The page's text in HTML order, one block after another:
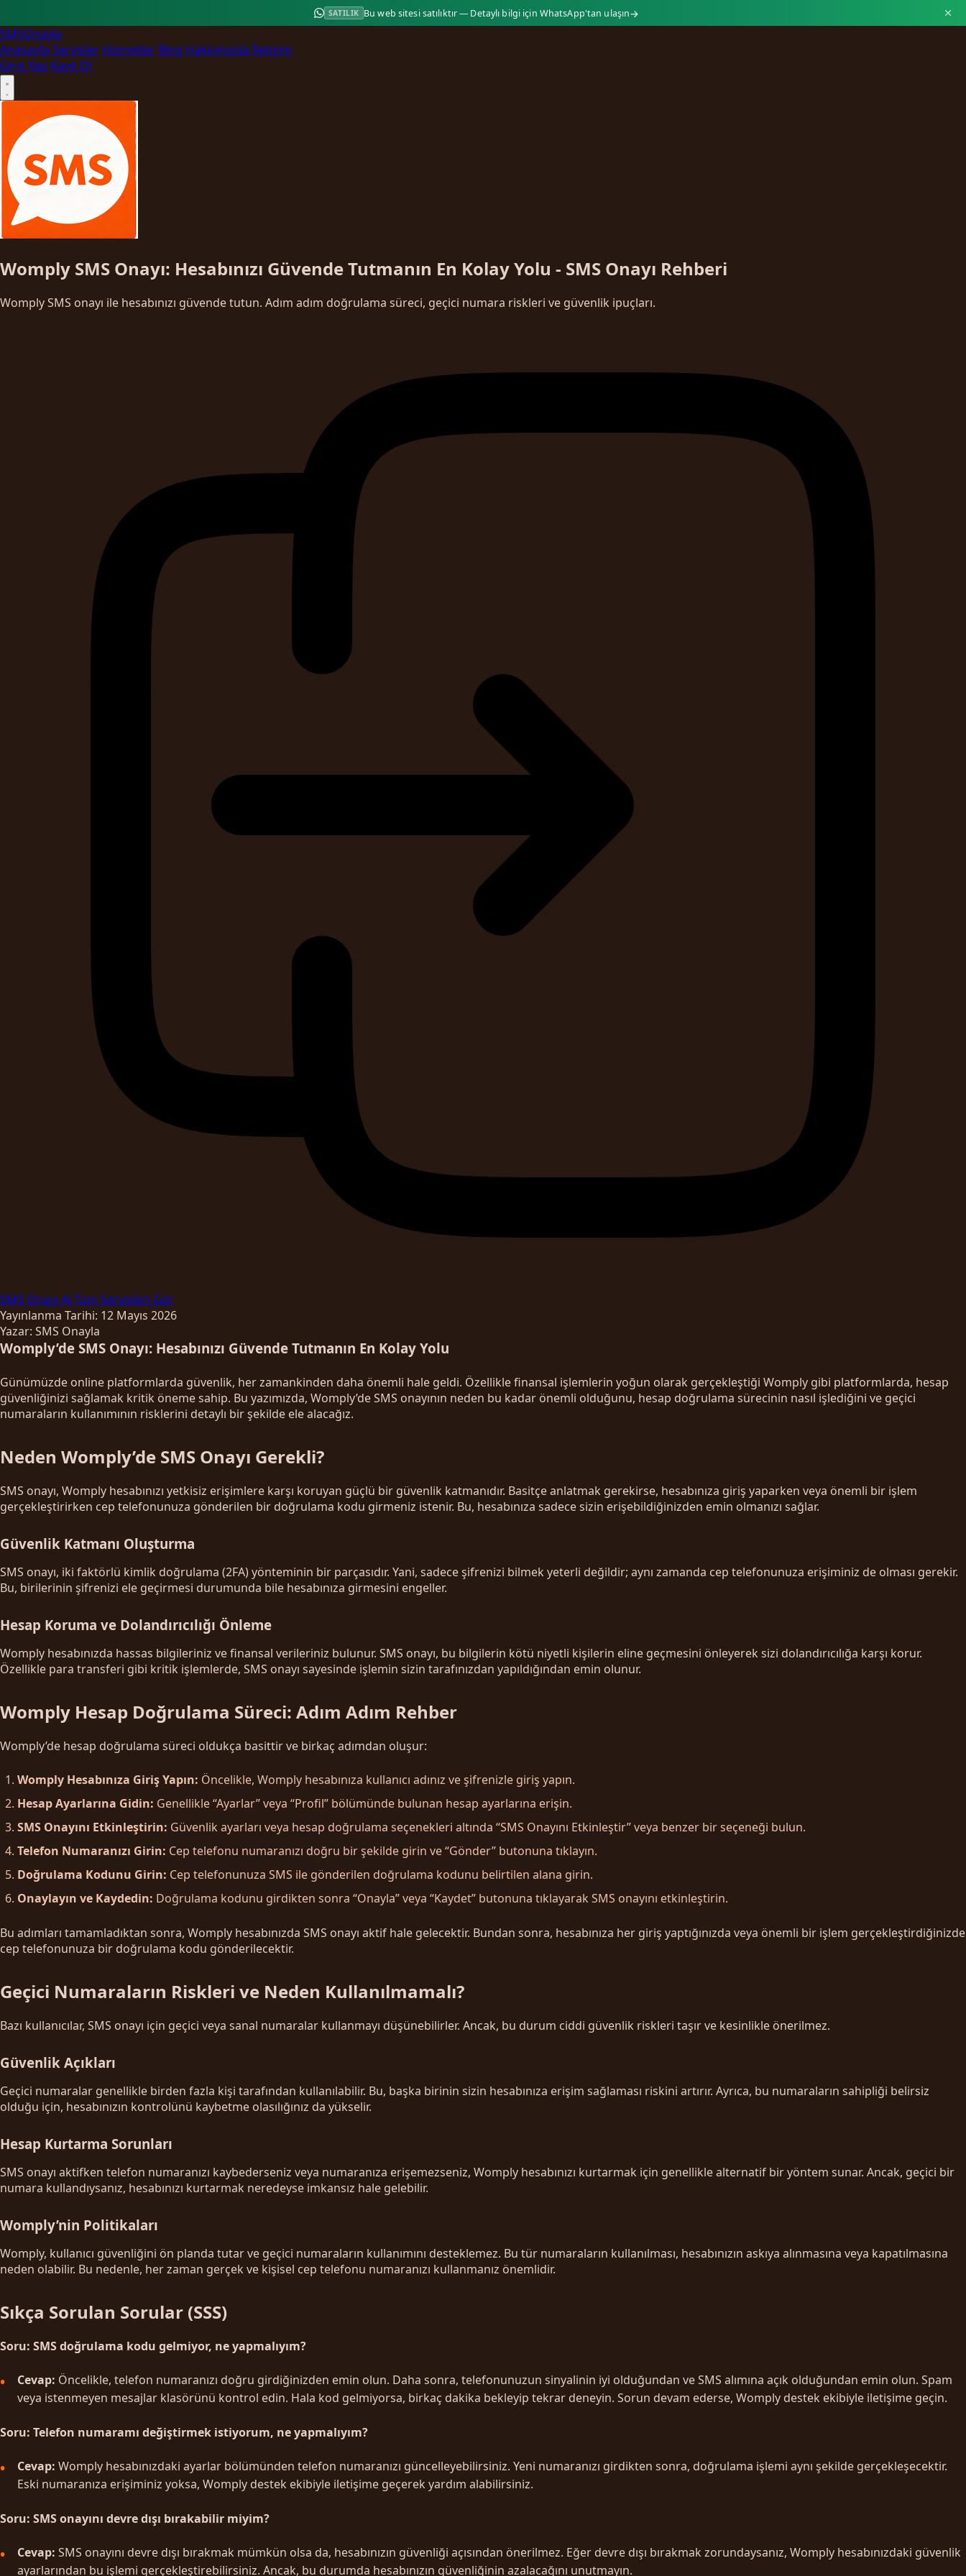
SATILIK Bu web sitesi satılıktır — Detaylı bilgi için WhatsApp'tan ulaşın→
SMSOnayla
Anasayfa Servisler Hizmetler Blog Hakkımızda İletişim
Giriş Yap Kayıt Ol
Womply SMS Onayı: Hesabınızı Güvende Tutmanın En Kolay Yolu - SMS Onayı Rehberi
Womply SMS onayı ile hesabınızı güvende tutun. Adım adım doğrulama süreci, geçici numara riskleri ve güvenlik ipuçları.
SMS Onayı Al Tüm Servisleri Gör
Yayınlanma Tarihi: 12 Mayıs 2026
Yazar: SMS Onayla
Womply’de SMS Onayı: Hesabınızı Güvende Tutmanın En Kolay Yolu
Günümüzde online platformlarda güvenlik, her zamankinden daha önemli hale geldi. Özellikle finansal işlemlerin yoğun olarak gerçekleştiği Womply gibi platformlarda, hesap
güvenliğinizi sağlamak kritik öneme sahip. Bu yazımızda, Womply’de SMS onayının neden bu kadar önemli olduğunu, hesap doğrulama sürecinin nasıl işlediğini ve geçici
numaraların kullanımının risklerini detaylı bir şekilde ele alacağız.
Neden Womply’de SMS Onayı Gerekli?
SMS onayı, Womply hesabınızı yetkisiz erişimlere karşı koruyan güçlü bir güvenlik katmanıdır. Basitçe anlatmak gerekirse, hesabınıza giriş yaparken veya önemli bir işlem
gerçekleştirirken cep telefonunuza gönderilen bir doğrulama kodu girmeniz istenir. Bu, hesabınıza sadece sizin erişebildiğinizden emin olmanızı sağlar.
Güvenlik Katmanı Oluşturma
SMS onayı, iki faktörlü kimlik doğrulama (2FA) yönteminin bir parçasıdır. Yani, sadece şifrenizi bilmek yeterli değildir; aynı zamanda cep telefonunuza erişiminiz de olması gerekir.
Bu, birilerinin şifrenizi ele geçirmesi durumunda bile hesabınıza girmesini engeller.
Hesap Koruma ve Dolandırıcılığı Önleme
Womply hesabınızda hassas bilgileriniz ve finansal verileriniz bulunur. SMS onayı, bu bilgilerin kötü niyetli kişilerin eline geçmesini önleyerek sizi dolandırıcılığa karşı korur.
Özellikle para transferi gibi kritik işlemlerde, SMS onayı sayesinde işlemin sizin tarafınızdan yapıldığından emin olunur.
Womply Hesap Doğrulama Süreci: Adım Adım Rehber
Womply’de hesap doğrulama süreci oldukça basittir ve birkaç adımdan oluşur:
Womply Hesabınıza Giriş Yapın: Öncelikle, Womply hesabınıza kullanıcı adınız ve şifrenizle giriş yapın.
Hesap Ayarlarına Gidin: Genellikle “Ayarlar” veya “Profil” bölümünde bulunan hesap ayarlarına erişin.
SMS Onayını Etkinleştirin: Güvenlik ayarları veya hesap doğrulama seçenekleri altında “SMS Onayını Etkinleştir” veya benzer bir seçeneği bulun.
Telefon Numaranızı Girin: Cep telefonu numaranızı doğru bir şekilde girin ve “Gönder” butonuna tıklayın.
Doğrulama Kodunu Girin: Cep telefonunuza SMS ile gönderilen doğrulama kodunu belirtilen alana girin.
Onaylayın ve Kaydedin: Doğrulama kodunu girdikten sonra “Onayla” veya “Kaydet” butonuna tıklayarak SMS onayını etkinleştirin.
Bu adımları tamamladıktan sonra, Womply hesabınızda SMS onayı aktif hale gelecektir. Bundan sonra, hesabınıza her giriş yaptığınızda veya önemli bir işlem gerçekleştirdiğinizde
cep telefonunuza bir doğrulama kodu gönderilecektir.
Geçici Numaraların Riskleri ve Neden Kullanılmamalı?
Bazı kullanıcılar, SMS onayı için geçici veya sanal numaralar kullanmayı düşünebilirler. Ancak, bu durum ciddi güvenlik riskleri taşır ve kesinlikle önerilmez.
Güvenlik Açıkları
Geçici numaralar genellikle birden fazla kişi tarafından kullanılabilir. Bu, başka birinin sizin hesabınıza erişim sağlaması riskini artırır. Ayrıca, bu numaraların sahipliği belirsiz
olduğu için, hesabınızın kontrolünü kaybetme olasılığınız da yükselir.
Hesap Kurtarma Sorunları
SMS onayı aktifken telefon numaranızı kaybederseniz veya numaranıza erişemezseniz, Womply hesabınızı kurtarmak için genellikle alternatif bir yöntem sunar. Ancak, geçici bir
numara kullandıysanız, hesabınızı kurtarmak neredeyse imkansız hale gelebilir.
Womply’nin Politikaları
Womply, kullanıcı güvenliğini ön planda tutar ve geçici numaraların kullanımını desteklemez. Bu tür numaraların kullanılması, hesabınızın askıya alınmasına veya kapatılmasına
neden olabilir. Bu nedenle, her zaman gerçek ve kişisel cep telefonu numaranızı kullanmanız önemlidir.
Sıkça Sorulan Sorular (SSS)
Soru: SMS doğrulama kodu gelmiyor, ne yapmalıyım?
Cevap: Öncelikle, telefon numaranızı doğru girdiğinizden emin olun. Daha sonra, telefonunuzun sinyalinin iyi olduğundan ve SMS alımına açık olduğundan emin olun. Spam
veya istenmeyen mesajlar klasörünü kontrol edin. Hala kod gelmiyorsa, birkaç dakika bekleyip tekrar deneyin. Sorun devam ederse, Womply destek ekibiyle iletişime geçin.
Soru: Telefon numaramı değiştirmek istiyorum, ne yapmalıyım?
Cevap: Womply hesabınızdaki ayarlar bölümünden telefon numaranızı güncelleyebilirsiniz. Yeni numaranızı girdikten sonra, doğrulama işlemi aynı şekilde gerçekleşecektir.
Eski numaranıza erişiminiz yoksa, Womply destek ekibiyle iletişime geçerek yardım alabilirsiniz.
Soru: SMS onayını devre dışı bırakabilir miyim?
Cevap: SMS onayını devre dışı bırakmak mümkün olsa da, hesabınızın güvenliği açısından önerilmez. Eğer devre dışı bırakmak zorundaysanız, Womply hesabınızdaki güvenlik
ayarlarından bu işlemi gerçekleştirebilirsiniz. Ancak, bu durumda hesabınızın güvenliğinin azalacağını unutmayın.